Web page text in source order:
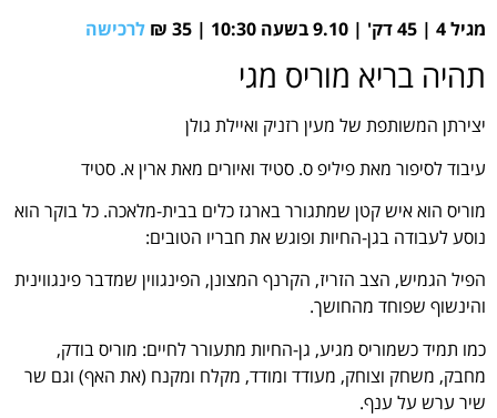
מגיל 4 | 45 דק' | 9.10 בשעה 10:30 | 35 ₪
לרכישה
תהיה בריא מוריס מגי
יצירתן המשותפת של מעין רזניק ואיילת גולן
עיבוד לסיפור מאת פיליפ ס. סטיד ואיורים מאת ארין א. סטיד
מוריס הוא איש קטן שמתגורר בארגז כלים בבית-מלאכה. כל בוקר הוא
נוסע לעבודה בגן-החיות ופוגש את חבריו הטובים:
הפיל הגמיש, הצב הזריז, הקרנף המצונן, הפינגווין שמדבר פינגווינית
והינשוף שפוחד מהחושך.
כמו תמיד כשמוריס מגיע, גן-החיות מתעורר לחיים: מוריס בודק,
מחבק, משחק וצוחק, מעודד ומודד, מקלח ומקנח (את האף) וגם שר
שיר ערש על ענף.